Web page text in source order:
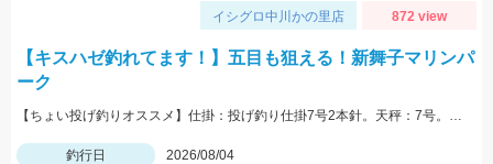
イシグロ中川かの里店 872 view
【キスハゼ釣れてます！】五目も狙える！新舞子マリンパ
ーク
【ちょい投げ釣りオススメ】仕掛：投げ釣り仕掛7号2本針。天秤：7号。エサ：石ゴカイorゴールドイソメ。誘い方：サビいて止めての繰り返し。
釣行日
2026/08/04